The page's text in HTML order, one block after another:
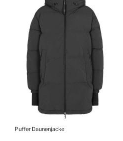
Puffer Daunenjacke